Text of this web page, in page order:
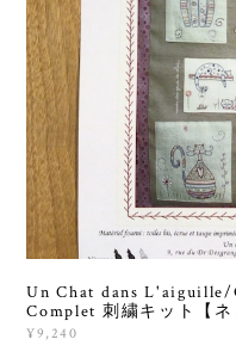
Un Chat dans L'aiguille/
Complet 刺繍キット【ネ
¥9,240